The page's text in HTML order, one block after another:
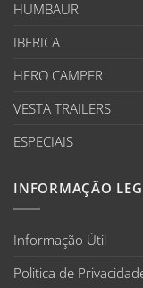
HUMBAUR
IBERICA
HERO CAMPER
VESTA TRAILERS
ESPECIAIS
INFORMAÇÃO
Informação Útil
Politica de